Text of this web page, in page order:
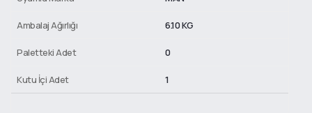
Ambalaj Ağırlığı 6.10 KG
Paletteki Adet 0
Kutu İçi Adet 1